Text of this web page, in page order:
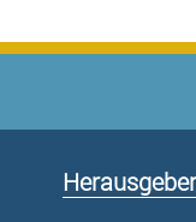
Herausgeber